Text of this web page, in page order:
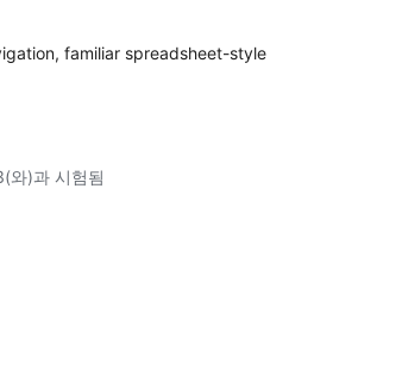
familiar spreadsheet-style
와)과 시험됨